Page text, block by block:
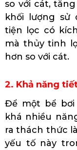
so với cát,
khối lượng sử
tiện lọc có
mà thủy tinh
hơn so với cát.
2. Khả năng
Để một bể
khá nhiều
ra thách thức
yếu tố này